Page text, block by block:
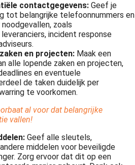
contactgegevens: Geef je
tot belangrijke telefoonnummers en
zoals
incident response
en projecten: Maak een
alle lopende zaken en projecten,
en eventuele
de taken duidelijk per
te voorkomen.
al voor dat belangrijke
vallen!
Geef alle sleutels,
middelen voor beveiligde
Zorg ervoor dat dit op een